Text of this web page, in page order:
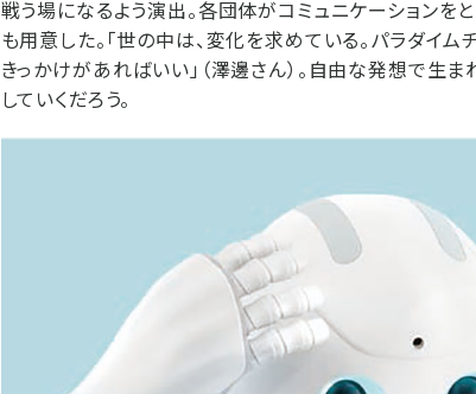
戦う場になるよう演出。各団体がコミュニケーションを
も用意した。「世の中は、変化を求めている。パラダイ
きっかけがあればいい」（澤邊さん）。自由な発想で生
していくだろう。